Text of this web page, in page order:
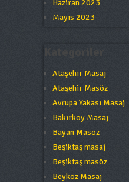
Haziran 2023
Mayıs 2023
Ataşehir Masaj
Ataşehir Masöz
Avrupa Yakası Masaj
Bakırköy Masaj
Bayan Masöz
Beşiktaş masaj
Beşiktaş masöz
Beykoz Masaj